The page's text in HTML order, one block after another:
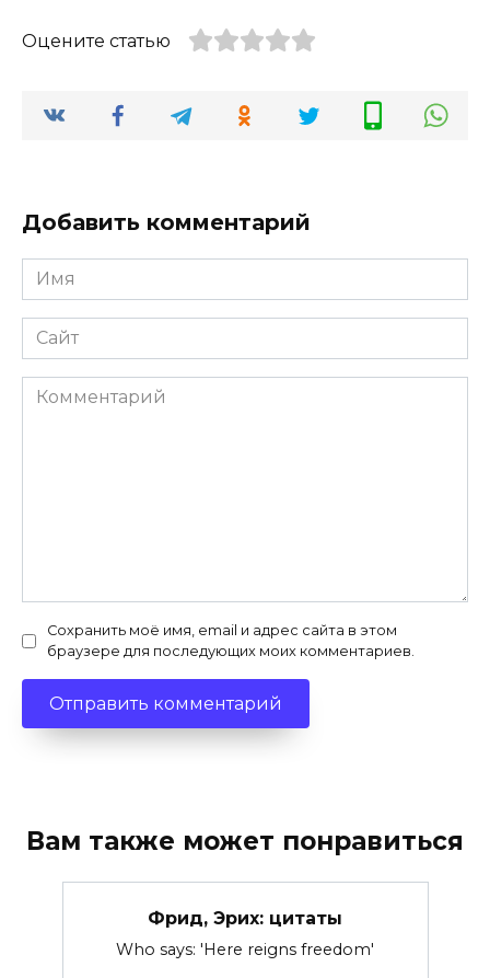
Оцените статью
Добавить комментарий
Имя
*
Сайт
Комментарий
Сохранить моё имя, email и адрес сайта в этом
браузере для последующих моих комментариев.
Вам также может понравиться
Фрид, Эрих: цитаты
Who says: 'Here reigns freedom'